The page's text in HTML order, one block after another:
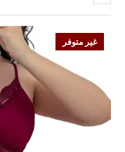
غير متوفر